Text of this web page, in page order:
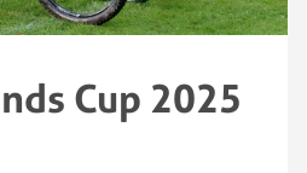
Cup 2025